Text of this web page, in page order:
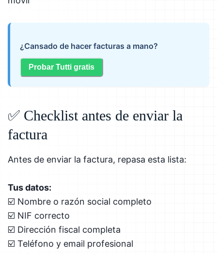
¿Cansado de hacer facturas a mano?
Probar Tutti gratis
✅ Checklist antes de enviar la
factura
Antes de enviar la factura, repasa esta lista:
Tus datos:
☑️ Nombre o razón social completo
☑️ NIF correcto
☑️ Dirección fiscal completa
☑️ Teléfono y email profesional